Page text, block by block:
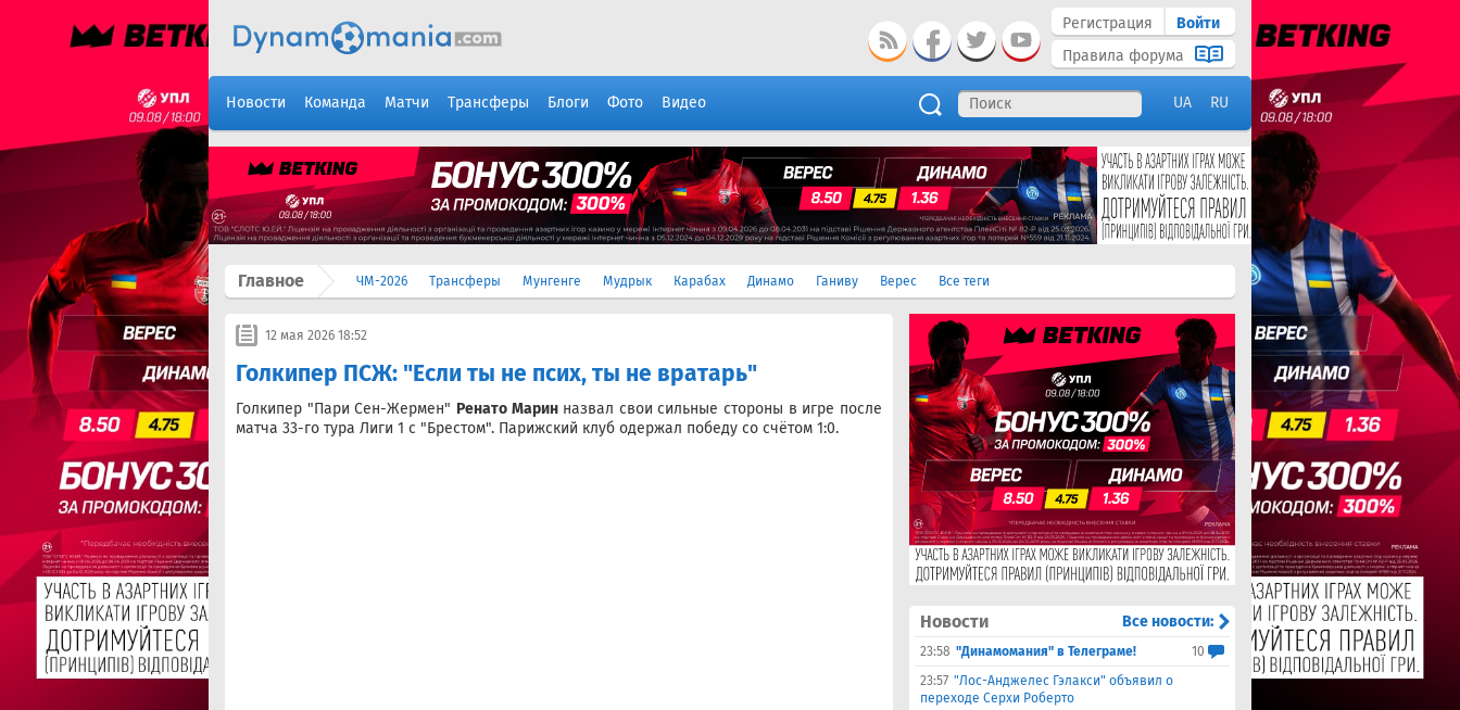
Регистрация
Войти
Правила форума
Новости Команда Матчи Трансферы Блоги Фото Видео UA RU
Главное ЧМ-2026 Трансферы Мунгенге Мудрык Карабах Динамо Ганиву Верес Все теги
12 мая 2026 18:52
Голкипер ПСЖ: "Если ты не псих, ты не вратарь"
Голкипер "Пари Сен-Жермен" Ренато Маринназвал свои сильные стороны в игре после
матча 33-го тура Лиги 1 с "Брестом". Парижский клуб одержал победу со счётом 1:0.
Новости Все новости:
23:58 "Динамомания" в Телеграме!
10
23:57 "Лос-Анджелес Гэлакси" объявил о
переходе Серхи Роберто